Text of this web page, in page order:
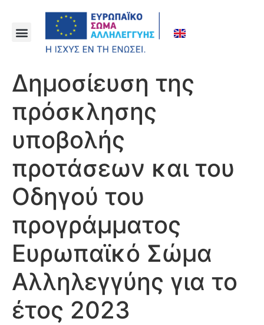
Δημοσίευση της
πρόσκλησης
υποβολής
προτάσεων και του
Οδηγού του
προγράμματος
Ευρωπαϊκό Σώμα
Αλληλεγγύης για το
έτος 2023